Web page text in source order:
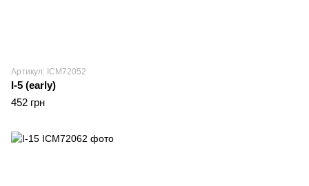
Артикул: ICM72052
I-5 (early)
452 грн